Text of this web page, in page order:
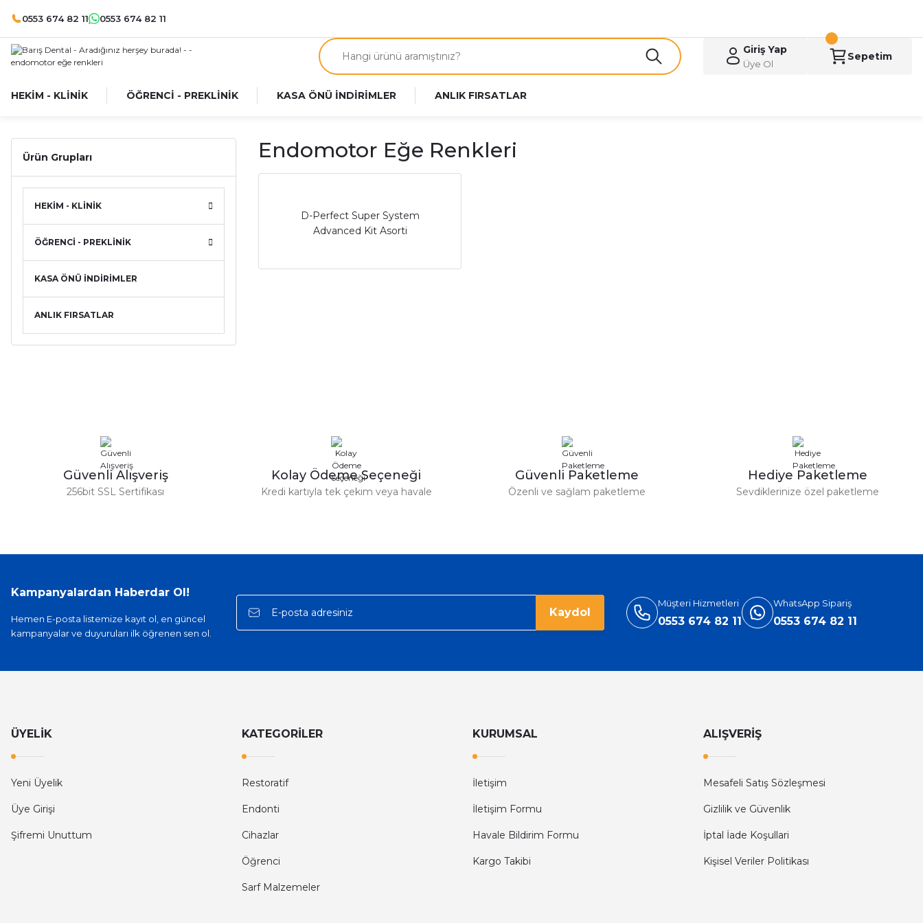
0553 674 82 11 0553 674 82 11
Giriş Yap
Üye Ol
Sepetim
HEKİM - KLİNİK ÖĞRENCİ - PREKLİNİK KASA ÖNÜ İNDİRİMLER ANLIK FIRSATLAR
Ürün Grupları
HEKİM - KLİNİK
ÖĞRENCİ - PREKLİNİK
KASA ÖNÜ İNDİRİMLER
ANLIK FIRSATLAR
Endomotor Eğe Renkleri
D-Perfect Super System
Advanced Kit Asorti
Güvenli Alışveriş
256bit SSL Sertifikası
Kolay Ödeme Seçeneği
Kredi kartıyla tek çekim veya havale
Güvenli Paketleme
Özenli ve sağlam paketleme
Hediye Paketleme
Sevdiklerinize özel paketleme
Kampanyalardan Haberdar Ol!
Hemen E-posta listemize kayıt ol, en güncel
kampanyalar ve duyuruları ilk öğrenen sen ol.
Kaydol
Müşteri Hizmetleri
0553 674 82 11
WhatsApp Sipariş
0553 674 82 11
ÜYELİK
Yeni Üyelik
Üye Girişi
Şifremi Unuttum
KATEGORİLER
Restoratif
Endonti
Cihazlar
Öğrenci
Sarf Malzemeler
KURUMSAL
İletişim
İletişim Formu
Havale Bildirim Formu
Kargo Takibi
ALIŞVERİŞ
Mesafeli Satış Sözleşmesi
Gizlilik ve Güvenlik
İptal İade Koşullari
Kişisel Veriler Politikası